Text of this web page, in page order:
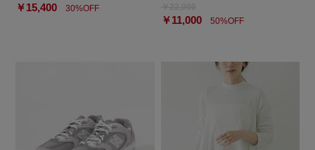
￥15,400 30%OFF
￥11,00050%OFF